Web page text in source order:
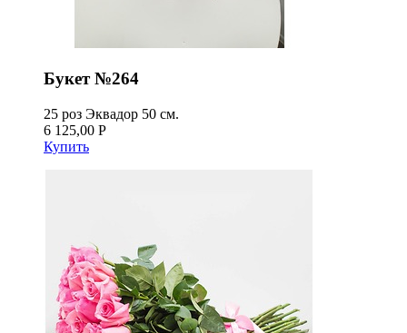
Букет №264
25 роз Эквадор 50 см.
6 125,00 Р
Купить